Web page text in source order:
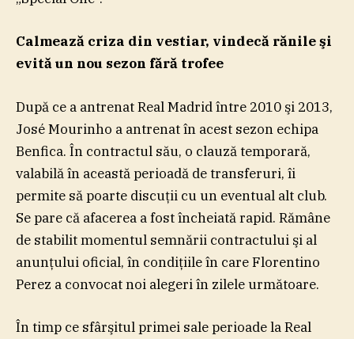
Calmează criza din vestiar, vindecă rănile şi
evită un nou sezon fără trofee
După ce a antrenat Real Madrid între 2010 şi 2013,
José Mourinho a antrenat în acest sezon echipa
Benfica. În contractul său, o clauză temporară,
valabilă în această perioadă de transferuri, îi
permite să poarte discuţii cu un eventual alt club.
Se pare că afacerea a fost încheiată rapid. Rămâne
de stabilit momentul semnării contractului şi al
anunţului oficial, în condiţiile în care Florentino
Perez a convocat noi alegeri în zilele următoare.
În timp ce sfârşitul primei sale perioade la Real